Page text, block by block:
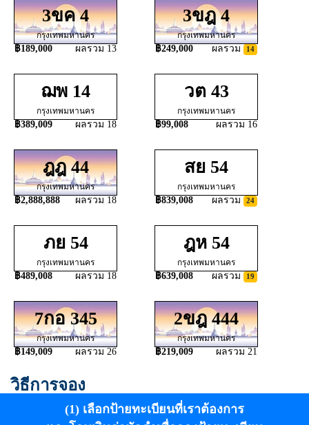
3ขค 4
กรุงเทพมหานคร
฿189,000 ผลรวม 13
3ขฎ 4
กรุงเทพมหานคร
฿249,000 ผลรวม 14
ฌพ 14
กรุงเทพมหานคร
฿389,009 ผลรวม 18
วต 43
กรุงเทพมหานคร
฿99,008 ผลรวม 16
ฎฎ 44
กรุงเทพมหานคร
฿2,888,888 ผลรวม 18
สย 54
กรุงเทพมหานคร
฿839,008 ผลรวม 24
ภย 54
กรุงเทพมหานคร
฿489,008 ผลรวม 18
ฎห 54
กรุงเทพมหานคร
฿639,008 ผลรวม 19
7กอ 345
กรุงเทพมหานคร
฿149,009 ผลรวม 26
2ขฎ 444
กรุงเทพมหานคร
฿219,009 ผลรวม 21
วิธีการจอง
(1) เลือกป้ายทะเบียนที่เราต้องการ